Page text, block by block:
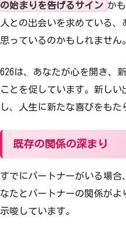
の始まりを告げるサイン か
人との出会いを求めている
思っているのかもしれません。
626は、あなたが心を開き、
ことを促しています。新し
し、人生に新たな喜びをもた
既存の関係の深まり
すでにパートナーがいる場合
なたとパートナーの関係が
示唆しています。